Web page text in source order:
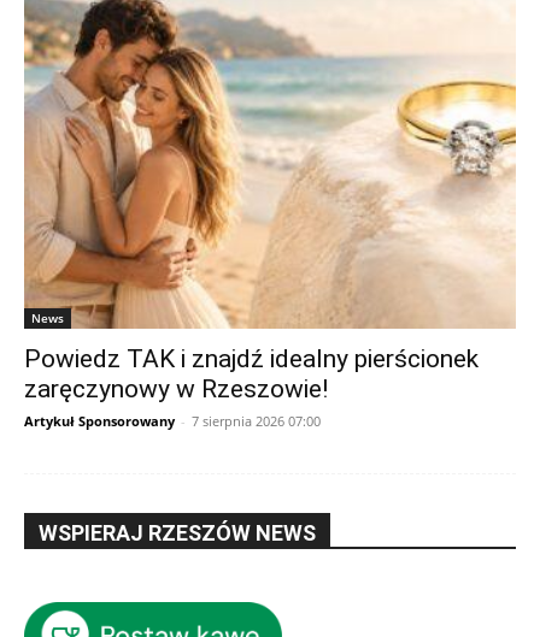
News
Powiedz TAK i znajdź idealny pierścionek
zaręczynowy w Rzeszowie!
Artykuł Sponsorowany - 7 sierpnia 2026 07:00
WSPIERAJ RZESZÓW NEWS